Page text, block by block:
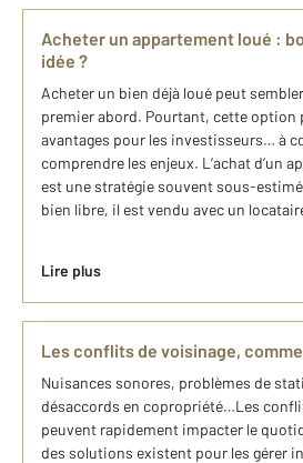
Acheter un appartement loué :
idée ?
Acheter un bien déjà loué peut
premier abord. Pourtant, cette option
avantages pour les investisseurs… à
comprendre les enjeux. L’achat d’un
est une stratégie souvent sous-
bien libre, il est vendu avec un
Lire plus
Les conflits de voisinage,
Nuisances sonores, problèmes de
désaccords en copropriété…Les
peuvent rapidement impacter le
des solutions existent pour les gérer